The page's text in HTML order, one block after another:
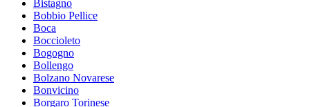
Bistagno
Bobbio Pellice
Boca
Boccioleto
Bogogno
Bollengo
Bolzano Novarese
Bonvicino
Borgaro Torinese